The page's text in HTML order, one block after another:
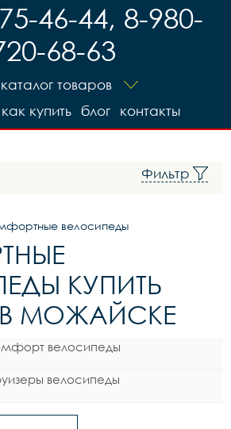
46-44, 8-980-
68-63
каталог товаров
контакты
блог
как купить
Фильтр
велосипеды
КУПИТЬ
МОЖАЙСКЕ
велосипеды
велосипеды